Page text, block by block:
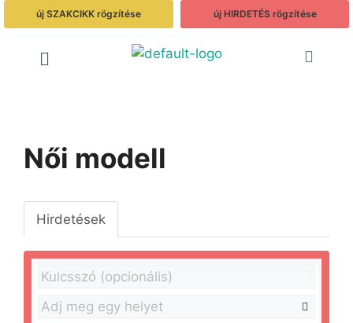
új SZAKCIKK rögzítése új HIRDETÉS rögzítése
Női modell
Hirdetések